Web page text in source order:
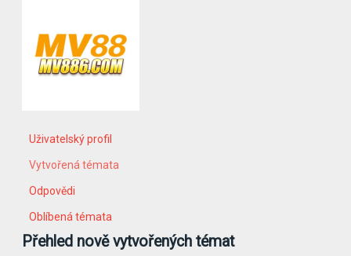
Uživatelský profil
Vytvořená témata
Odpovědi
Oblíbená témata
Přehled nově vytvořených témat